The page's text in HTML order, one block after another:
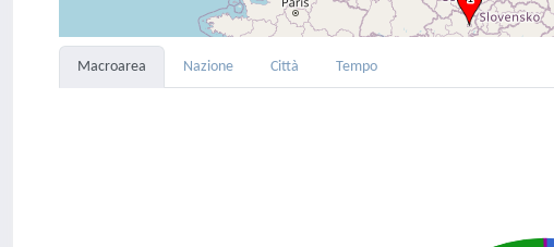
Macroarea Nazione Città Tempo